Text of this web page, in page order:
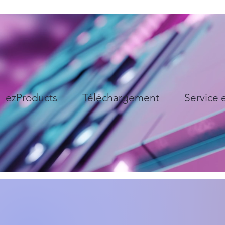
ezProducts Téléchargement Service